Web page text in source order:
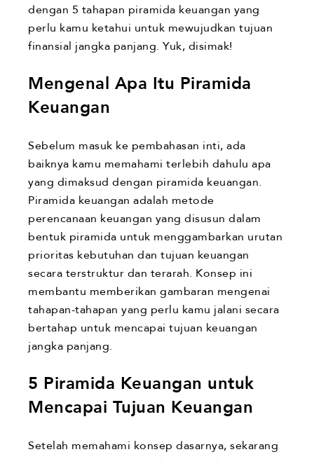
dengan 5 tahapan piramida keuangan yang
perlu kamu ketahui untuk mewujudkan tujuan
finansial jangka panjang. Yuk, disimak!
Mengenal Apa Itu Piramida
Keuangan
Sebelum masuk ke pembahasan inti, ada
baiknya kamu memahami terlebih dahulu apa
yang dimaksud dengan piramida keuangan.
Piramida keuangan adalah metode
perencanaan keuangan yang disusun dalam
bentuk piramida untuk menggambarkan urutan
prioritas kebutuhan dan tujuan keuangan
secara terstruktur dan terarah. Konsep ini
membantu memberikan gambaran mengenai
tahapan-tahapan yang perlu kamu jalani secara
bertahap untuk mencapai tujuan keuangan
jangka panjang.
5 Piramida Keuangan untuk
Mencapai Tujuan Keuangan
Setelah memahami konsep dasarnya, sekarang